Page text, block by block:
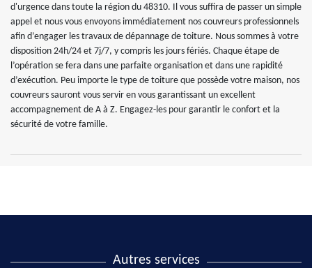
d'urgence dans toute la région du 48310. Il vous suffira de passer un simple
appel et nous vous envoyons immédiatement nos couvreurs professionnels
afin d’engager les travaux de dépannage de toiture. Nous sommes à votre
disposition 24h/24 et 7j/7, y compris les jours fériés. Chaque étape de
l’opération se fera dans une parfaite organisation et dans une rapidité
d’exécution. Peu importe le type de toiture que possède votre maison, nos
couvreurs sauront vous servir en vous garantissant un excellent
accompagnement de A à Z. Engagez-les pour garantir le confort et la
sécurité de votre famille.
Autres services